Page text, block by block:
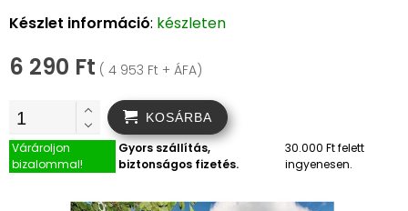
Készlet információ: készleten
6 290 Ft ( 4 953 Ft + ÁFA)
KOSÁRBA
Várároljon
bizalommal!
Gyors szállítás,
biztonságos fizetés.
30.000 Ft felett
ingyenesen.